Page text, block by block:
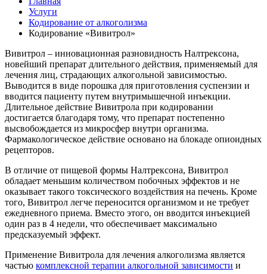
Услуги
Кодирование от алкоголизма
Кодирование «Вивитрол»
Вивитрол – инновационная разновидность Налтрексона,
новейший препарат длительного действия, применяемый для
лечения лиц, страдающих алкогольной зависимостью.
Выводится в виде порошка для приготовления суспензии и
вводится пациенту путем внутримышечной инъекции.
Длительное действие Вивитрола при кодировании
достигается благодаря тому, что препарат постепенно
высвобождается из микросфер внутри организма.
Фармакологическое действие основано на блокаде опиоидных
рецепторов.
В отличие от пищевой формы Налтрексона, Вивитрол
обладает меньшим количеством побочных эффектов и не
оказывает такого токсического воздействия на печень. Кроме
того, Вивитрол легче переносится организмом и не требует
ежедневного приема. Вместо этого, он вводится инъекцией
один раз в 4 недели, что обеспечивает максимально
предсказуемый эффект.
Применение Вивитрола для лечения алкоголизма является
частью комплексной терапии алкогольной зависимости и